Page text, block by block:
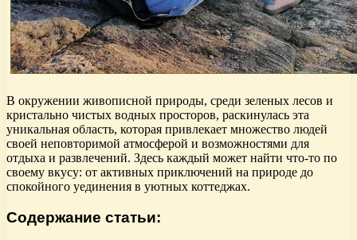
В окружении живописной природы, среди зеленых лесов и
кристально чистых водных просторов, раскинулась эта
уникальная область, которая привлекает множество людей
своей неповторимой атмосферой и возможностями для
отдыха и развлечений. Здесь каждый может найти что-то по
своему вкусу: от активных приключений на природе до
спокойного уединения в уютных коттеджах.
Содержание статьи: